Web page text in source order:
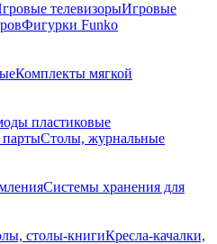
телевизорыИгровые
Фигурки Funko
Комплекты мягкой
пластиковые
партыСтолы, журнальные
Системы хранения для
столы-книгиКресла-качалки,